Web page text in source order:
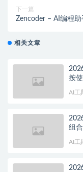
下一篇
Zencoder – AI编程
相关文章
按
AI工
组
AI工